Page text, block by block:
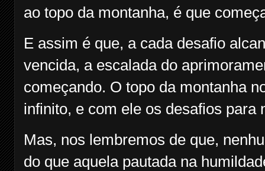
ao topo da montanha, é que
E assim é que, a cada desafio
vencida, a escalada do
começando. O topo da montanha
infinito, e com ele os desafios para
Mas, nos lembremos de que,
do que aquela pautada na